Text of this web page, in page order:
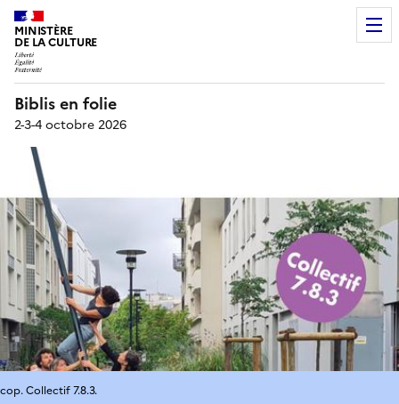
MINISTÈRE
DE LA CULTURE
Biblis en folie
2-3-4 octobre 2026
cop. Collectif 7.8.3.